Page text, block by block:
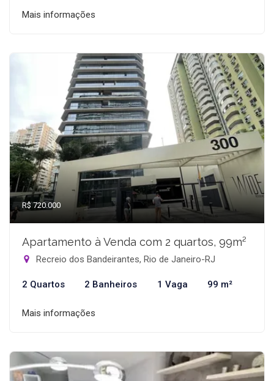
Mais informações
R$ 720.000
Apartamento à Venda com 2 quartos, 99m²
Recreio dos Bandeirantes, Rio de Janeiro-RJ
2 Quartos 2 Banheiros 1 Vaga 99 m²
Mais informações